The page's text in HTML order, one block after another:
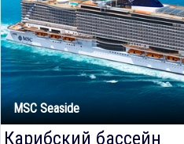
MSC Seaside
Карибский бассейн